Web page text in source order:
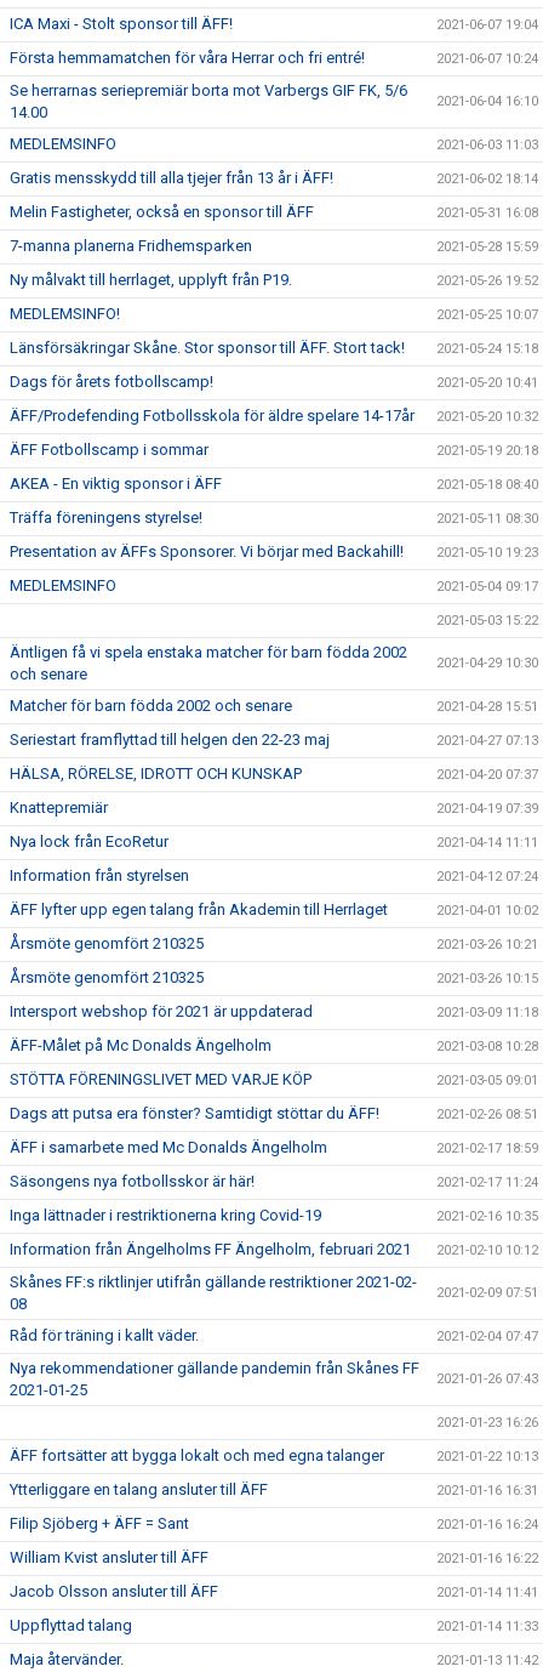
ICA Maxi - Stolt sponsor till ÄFF! 2021-06-07 19:04
Första hemmamatchen för våra Herrar och fri entré! 2021-06-07 10:24
Se herrarnas seriepremiär borta mot Varbergs GIF FK, 5/6
14.00
2021-06-04 16:10
MEDLEMSINFO 2021-06-03 11:03
Gratis mensskydd till alla tjejer från 13 år i ÄFF! 2021-06-02 18:14
Melin Fastigheter, också en sponsor till ÄFF 2021-05-31 16:08
7-manna planerna Fridhemsparken 2021-05-28 15:59
Ny målvakt till herrlaget, upplyft från P19. 2021-05-26 19:52
MEDLEMSINFO! 2021-05-25 10:07
Länsförsäkringar Skåne. Stor sponsor till ÄFF. Stort tack! 2021-05-24 15:18
Dags för årets fotbollscamp! 2021-05-20 10:41
ÄFF/Prodefending Fotbollsskola för äldre spelare 14-17år 2021-05-20 10:32
ÄFF Fotbollscamp i sommar 2021-05-19 20:18
AKEA - En viktig sponsor i ÄFF 2021-05-18 08:40
Träffa föreningens styrelse! 2021-05-11 08:30
Presentation av ÄFFs Sponsorer. Vi börjar med Backahill! 2021-05-10 19:23
MEDLEMSINFO 2021-05-04 09:17
2021-05-03 15:22
Äntligen få vi spela enstaka matcher för barn födda 2002
och senare
2021-04-29 10:30
Matcher för barn födda 2002 och senare 2021-04-28 15:51
Seriestart framflyttad till helgen den 22-23 maj 2021-04-27 07:13
HÄLSA, RÖRELSE, IDROTT OCH KUNSKAP 2021-04-20 07:37
Knattepremiär 2021-04-19 07:39
Nya lock från EcoRetur 2021-04-14 11:11
Information från styrelsen 2021-04-12 07:24
ÄFF lyfter upp egen talang från Akademin till Herrlaget 2021-04-01 10:02
Årsmöte genomfört 210325 2021-03-26 10:21
Årsmöte genomfört 210325 2021-03-26 10:15
Intersport webshop för 2021 är uppdaterad 2021-03-09 11:18
ÄFF-Målet på Mc Donalds Ängelholm 2021-03-08 10:28
STÖTTA FÖRENINGSLIVET MED VARJE KÖP 2021-03-05 09:01
Dags att putsa era fönster? Samtidigt stöttar du ÄFF! 2021-02-26 08:51
ÄFF i samarbete med Mc Donalds Ängelholm 2021-02-17 18:59
Säsongens nya fotbollsskor är här! 2021-02-17 11:24
Inga lättnader i restriktionerna kring Covid-19 2021-02-16 10:35
Information från Ängelholms FF Ängelholm, februari 2021 2021-02-10 10:12
Skånes FF:s riktlinjer utifrån gällande restriktioner 2021-02-
08
2021-02-09 07:51
Råd för träning i kallt väder. 2021-02-04 07:47
Nya rekommendationer gällande pandemin från Skånes FF
2021-01-25
2021-01-26 07:43
2021-01-23 16:26
ÄFF fortsätter att bygga lokalt och med egna talanger 2021-01-22 10:13
Ytterliggare en talang ansluter till ÄFF 2021-01-16 16:31
Filip Sjöberg + ÄFF = Sant 2021-01-16 16:24
William Kvist ansluter till ÄFF 2021-01-16 16:22
Jacob Olsson ansluter till ÄFF 2021-01-14 11:41
Uppflyttad talang 2021-01-14 11:33
Maja återvänder. 2021-01-13 11:42